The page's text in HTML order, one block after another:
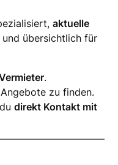
aktuelle
übersichtlich für
.
zu finden.
dudirekt Kontakt mit